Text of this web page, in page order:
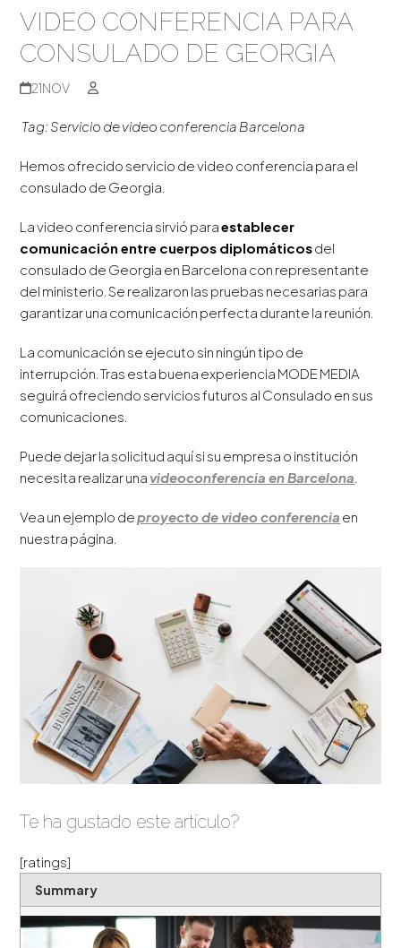
VIDEO CONFERENCIA PARA
CONSULADO DE GEORGIA
21NOV
Tag: Servicio de video conferencia Barcelona
Hemos ofrecido servicio de video conferencia para el
consulado de Georgia.
La video conferencia sirvió paraestablecer
comunicación entre cuerpos diplomáticosdel
consulado de Georgia en Barcelona con representante
del ministerio. Se realizaron las pruebas necesarias para
garantizar una comunicación perfecta durante la reunión.
La comunicación se ejecuto sin ningún tipo de
interrupción. Tras esta buena experiencia MODE MEDIA
seguirá ofreciendo servicios futuros al Consulado en sus
comunicaciones.
Puede dejar la solicitud aquí si su empresa o institución
necesita realizar una videoconferencia en Barcelona
Vea un ejemplo deproyecto de video conferencia en
nuestra página.
Te ha gustado este artículo?
[ratings]
Summary